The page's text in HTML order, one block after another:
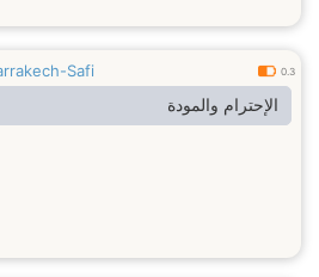
Safi 0.3
الإحترام والمودة